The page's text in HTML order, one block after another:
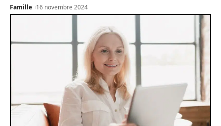
Famille 16 novembre 2024